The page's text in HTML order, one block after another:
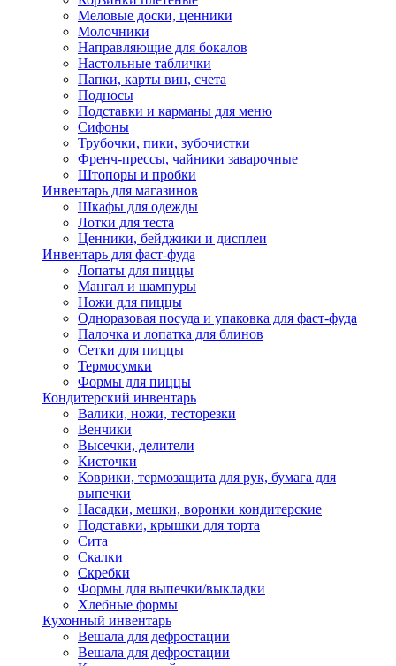
Меловые доски, ценники
Молочники
Направляющие для бокалов
Настольные таблички
Папки, карты вин, счета
Подносы
Подставки и карманы для меню
Сифоны
Трубочки, пики, зубочистки
Френч-прессы, чайники заварочные
Штопоры и пробки
Инвентарь для магазинов
Шкафы для одежды
Лотки для теста
Ценники, бейджики и дисплеи
Инвентарь для фаст-фуда
Лопаты для пиццы
Мангал и шампуры
Ножи для пиццы
Одноразовая посуда и упаковка для фаст-фуда
Палочка и лопатка для блинов
Сетки для пиццы
Термосумки
Формы для пиццы
Кондитерский инвентарь
Валики, ножи, тесторезки
Венчики
Высечки, делители
Кисточки
Коврики, термозащита для рук, бумага для
выпечки
Насадки, мешки, воронки кондитерские
Подставки, крышки для торта
Сита
Скалки
Скребки
Формы для выпечки/выкладки
Хлебные формы
Кухонный инвентарь
Вешала для дефростации
Вешала для дефростации